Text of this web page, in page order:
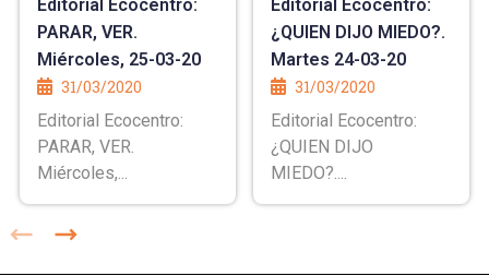
Editorial Ecocentro:
PARAR, VER.
Miércoles, 25-03-20
31/03/2020
Editorial Ecocentro:
PARAR, VER.
Miércoles,...
Editorial Ecocentro:
¿QUIEN DIJO MIEDO?.
Martes 24-03-20
31/03/2020
Editorial Ecocentro:
¿QUIEN DIJO
MIEDO?....